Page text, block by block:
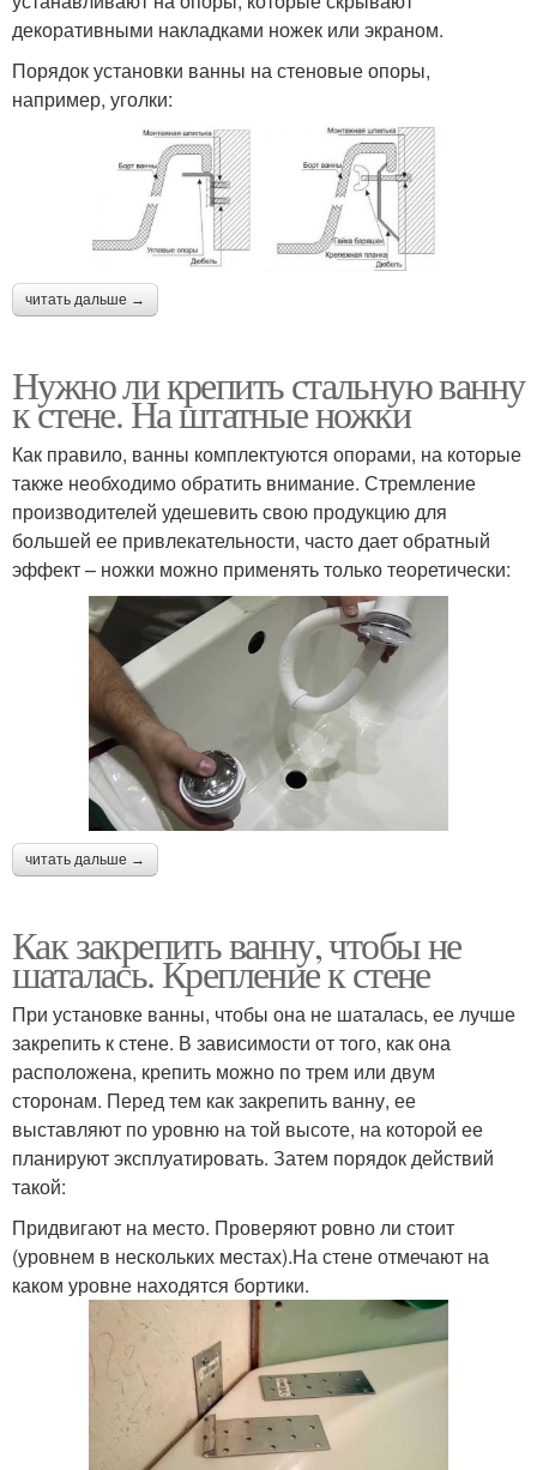
декоративными накладками ножек или экраном.
Порядок установки ванны на стеновые опоры,
например, уголки:
читать дальше →
Нужно ли крепить стальную ванну
к стене. На штатные ножки
Как правило, ванны комплектуются опорами, на которые
также необходимо обратить внимание. Стремление
производителей удешевить свою продукцию для
большей ее привлекательности, часто дает обратный
эффект – ножки можно применять только теоретически:
читать дальше →
Как закрепить ванну, чтобы не
шаталась. Крепление к стене
При установке ванны, чтобы она не шаталась, ее лучше
закрепить к стене. В зависимости от того, как она
расположена, крепить можно по трем или двум
сторонам. Перед тем как закрепить ванну, ее
выставляют по уровню на той высоте, на которой ее
планируют эксплуатировать. Затем порядок действий
такой:
Придвигают на место. Проверяют ровно ли стоит
(уровнем в нескольких местах).На стене отмечают на
каком уровне находятся бортики.